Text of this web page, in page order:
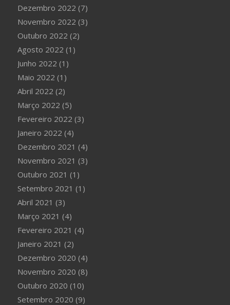
Dezembro 2022 (7)
Novembro 2022 (3)
Outubro 2022 (2)
Agosto 2022 (1)
Junho 2022 (1)
Maio 2022 (1)
Abril 2022 (2)
Março 2022 (5)
Fevereiro 2022 (3)
Janeiro 2022 (4)
Dezembro 2021 (4)
Novembro 2021 (3)
Outubro 2021 (1)
Setembro 2021 (1)
Abril 2021 (3)
Março 2021 (4)
Fevereiro 2021 (4)
Janeiro 2021 (2)
Dezembro 2020 (4)
Novembro 2020 (8)
Outubro 2020 (10)
Setembro 2020 (9)